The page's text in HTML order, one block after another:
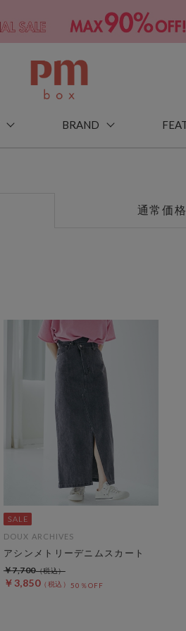
BRAND
通常価格
DOUX ARCHIVES
アシンメトリーデニムスカート
￥3,850 50％OFF
￥7,700